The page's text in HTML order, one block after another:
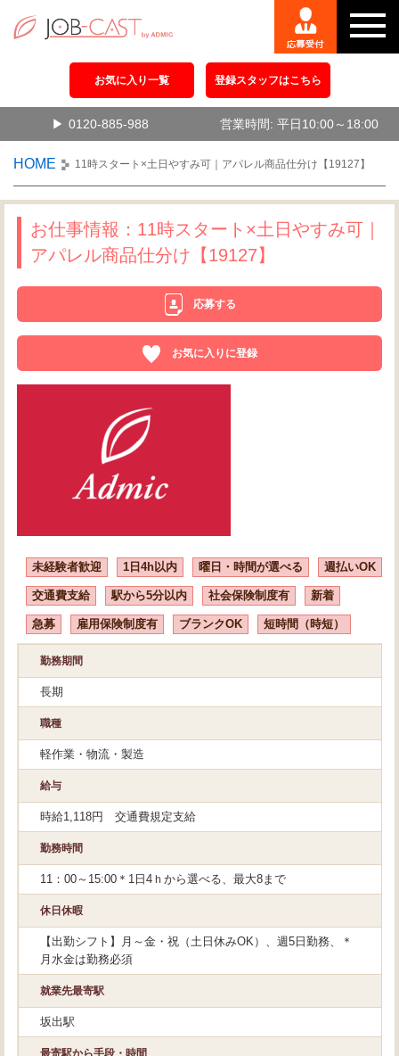
お気に入り一覧 登録スタッフはこちら
0120-885-988 営業時間: 平日10:00～18:00
HOME 11時スタート×土日やすみ可｜アパレル商品仕分け【19127】
お仕事情報：11時スタート×土日やすみ可｜
アパレル商品仕分け【19127】
応募する
お気に入りに登録
未経験者歓迎 1日4h以内 曜日・時間が選べる 週払いOK
交通費支給 駅から5分以内 社会保険制度有 新着
急募 雇用保険制度有 ブランクOK 短時間（時短）
勤務期間
長期
職種
軽作業・物流・製造
給与
時給1,118円 交通費規定支給
勤務時間
11：00～15:00＊1日4ｈから選べる、最大8まで
休日休暇
【出勤シフト】月～金・祝（土日休みOK）、週5日勤務、＊
月水金は勤務必須
就業先最寄駅
坂出駅
最寄駅から手段・時間